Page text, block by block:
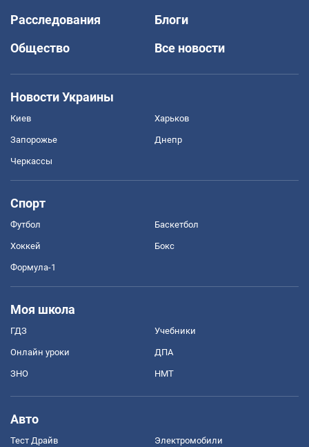
Расследования
Блоги
Общество
Все новости
Новости Украины
Киев Харьков
Запорожье Днепр
Черкассы
Спорт
Футбол Баскетбол
Хоккей Бокс
Формула-1
Моя школа
ГДЗ Учебники
Онлайн уроки ДПА
ЗНО НМТ
Авто
Тест Драйв Электромобили